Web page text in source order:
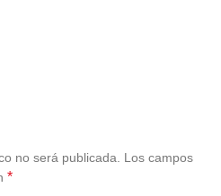
no será publicada.
Los campos
*